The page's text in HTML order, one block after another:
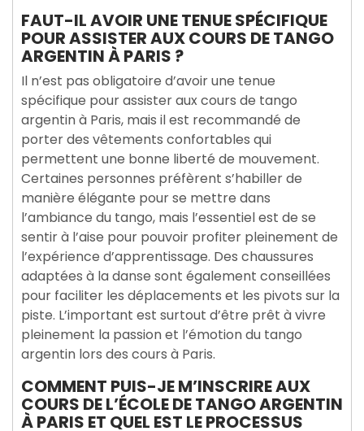
FAUT-IL AVOIR UNE TENUE SPÉCIFIQUE
POUR ASSISTER AUX COURS DE TANGO
ARGENTIN À PARIS ?
Il n’est pas obligatoire d’avoir une tenue
spécifique pour assister aux cours de tango
argentin à Paris, mais il est recommandé de
porter des vêtements confortables qui
permettent une bonne liberté de mouvement.
Certaines personnes préfèrent s’habiller de
manière élégante pour se mettre dans
l’ambiance du tango, mais l’essentiel est de se
sentir à l’aise pour pouvoir profiter pleinement de
l’expérience d’apprentissage. Des chaussures
adaptées à la danse sont également conseillées
pour faciliter les déplacements et les pivots sur la
piste. L’important est surtout d’être prêt à vivre
pleinement la passion et l’émotion du tango
argentin lors des cours à Paris.
COMMENT PUIS-JE M’INSCRIRE AUX
COURS DE L’ÉCOLE DE TANGO ARGENTIN
À PARIS ET QUEL EST LE PROCESSUS